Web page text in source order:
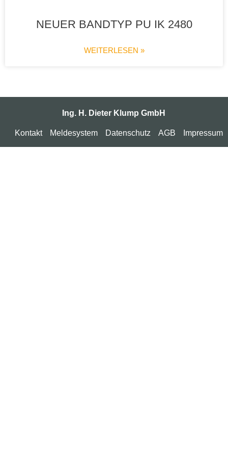
NEUER BANDTYP PU IK 2480
WEITERLESEN »
Ing. H. Dieter Klump GmbH
Kontakt Meldesystem Datenschutz AGB Impressum